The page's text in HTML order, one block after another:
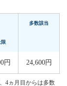
多数該当
限
円 24,600円
4ヵ月目からは多数